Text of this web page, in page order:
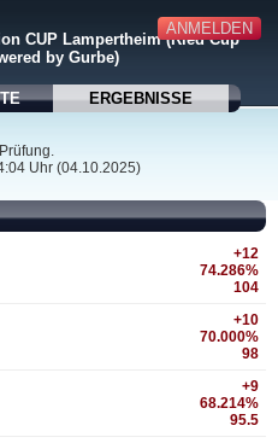
ANMELDEN
CUP Lampertheim (Ried Cup
by Gurbe)
ERGEBNISSE
Uhr (04.10.2025)
+12
74.286%
104
+10
70.000%
98
+9
68.214%
95.5